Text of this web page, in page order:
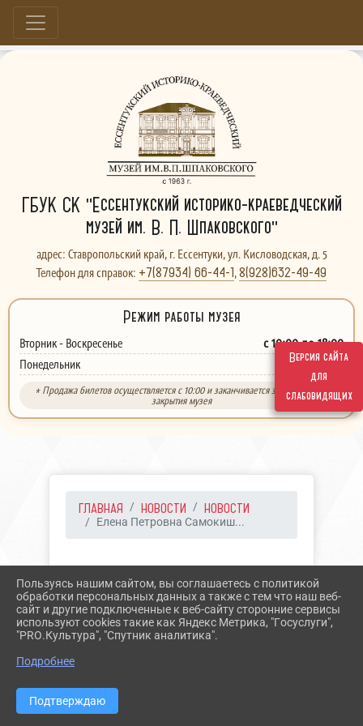
Версия сайта
для
слабовидящих
Больше, чем музей...
ГБУК СК "Ессентукский историко-краеведческий
музей им. В. П. Шпаковского"
адрес: Ставропольский край, г. Ессентуки, ул. Кисловодская, д. 5
Телефон для справок: +7(87934) 66-44-1,8(928)632-49-49
Режим работы музея
Вторник - Воскресенье с 10:00 до 18:00
Понедельник выходной
* Продажа билетов осуществляется с 10:00 и заканчивается за 30 минут до
закрытия музея
ГЛАВНАЯ НОВОСТИ НОВОСТИ
Елена Петровна Самокиш...
ЕЛЕНА ПЕТРОВНА
САМОКИШ-СУДКОВСКАЯ
Пользуясь нашим сайтом, вы соглашаетесь с политикой
обработки персональных данных а также с тем что наш веб-
сайт и другие подключенные к веб-сайту сторонние сервисы
используют cookies такие как Яндекс Метрика, "Госуслуги",
"PRO.Культура", "Спутник аналитика".
Подробнее
Подтверждаю